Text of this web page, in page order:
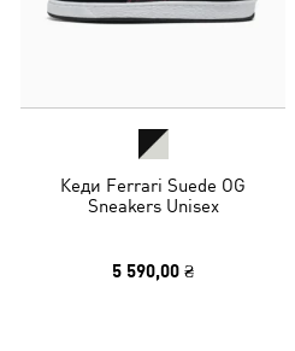
Кеди Ferrari Suede OG
Sneakers Unisex
5 590,00 ₴